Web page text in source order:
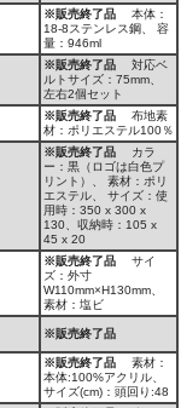
※販売終了品 本体：
18-8ステンレス鋼、 容
量：946ml
※販売終了品 対応ベ
ルトサイズ：75mm、
左右2個セット
※販売終了品 布地素
材：ポリエステル100％
※販売終了品 カラ
ー：黒（ロゴは白色プ
リント）、 素材：ポリ
エステル、 サイズ：使
用時：350 x 300 x
130、収納時：105 x
45 x 20
※販売終了品 サイ
ズ：外寸
W110mm×H130mm、
素材：塩ビ
※販売終了品
※販売終了品 素材：
本体:100%アクリル、
サイズ(cm)：頭回り:48